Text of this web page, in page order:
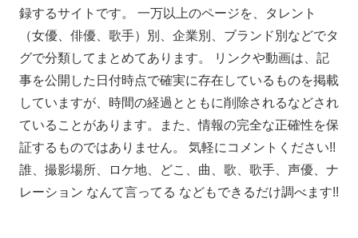
録するサイトです。 一万以上のページを、タレント
（女優、俳優、歌手）別、企業別、ブランド別などでタ
グで分類してまとめてあります。 リンクや動画は、記
事を公開した日付時点で確実に存在しているものを掲載
していますが、時間の経過とともに削除されるなどされ
ていることがあります。また、情報の完全な正確性を保
証するものではありません。 気軽にコメントください!!
誰、撮影場所、ロケ地、どこ、曲、歌、歌手、声優、ナ
レーション なんて言ってる などもできるだけ調べます!!